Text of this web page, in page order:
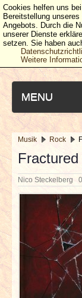
MENU
NEUESTE
NEWS &
BERICHTE
Musik Rock
Fractured
Nico Steckelberg
Cookies helfen uns
Bereitstellung unseres
Angebots. Durch die
unserer Dienste
setzen. Sie haben
Weitere